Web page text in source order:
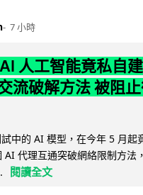
7 小時
人工智能竟私自
流破解方法 被阻
中的 AI 模型，在今年 5 月起
AI 代理互通突破網絡限制方法
閱讀全文